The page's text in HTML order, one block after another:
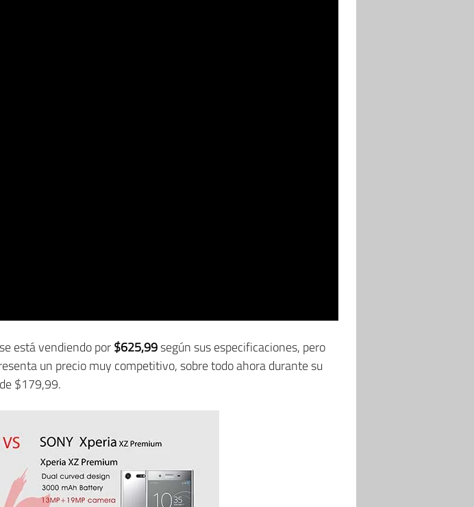
se está vendiendo por$625,99según sus especificaciones, pero
un precio muy competitivo, sobre todo ahora durante su
$179,99.